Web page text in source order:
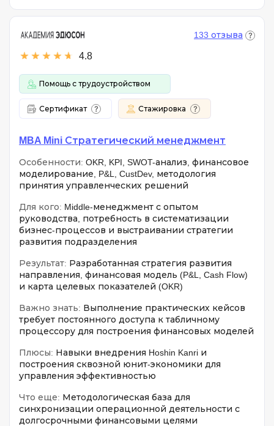
4.8
133 отзыва
Помощь с трудоустройством
Сертификат Стажировка
MBA Mini Стратегический менеджмент
Особенности: OKR, KPI, SWOT-анализ, финансовое
моделирование, P&L, CustDev, методология
принятия управленческих решений
Для кого: Middle-менеджмент с опытом
руководства, потребность в систематизации
бизнес-процессов и выстраивании стратегии
развития подразделения
Результат: Разработанная стратегия развития
направления, финансовая модель (P&L, Cash Flow)
и карта целевых показателей (OKR)
Важно знать: Выполнение практических кейсов
требует постоянного доступа к табличному
процессору для построения финансовых моделей
Плюсы: Навыки внедрения Hoshin Kanri и
построения сквозной юнит-экономики для
управления эффективностью
Что еще: Методологическая база для
синхронизации операционной деятельности с
долгосрочными финансовыми целями